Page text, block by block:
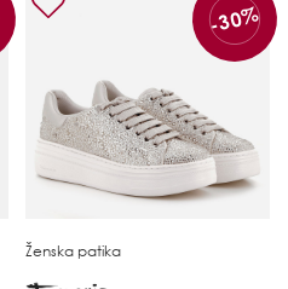
-30%
Ženska patika